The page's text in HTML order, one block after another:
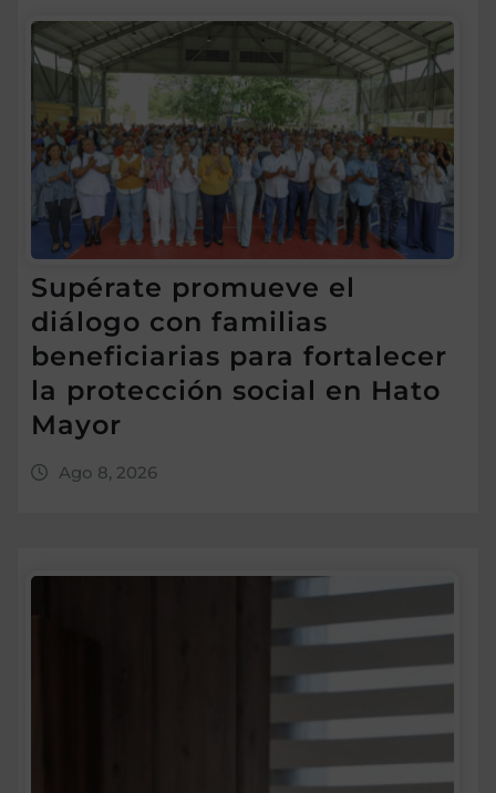
Supérate promueve el
diálogo con familias
beneficiarias para fortalecer
la protección social en Hato
Mayor
Ago 8, 2026